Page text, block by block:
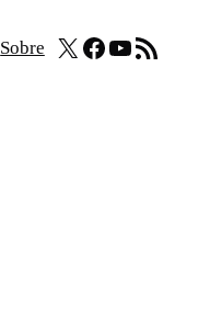
Sobre X Facebook
Youtube
Feed RSS